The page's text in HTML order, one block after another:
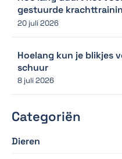
gestuurde
20 juli 2026
Hoelang kun je blikjes
schuur
8 juli 2026
Categoriën
Dieren